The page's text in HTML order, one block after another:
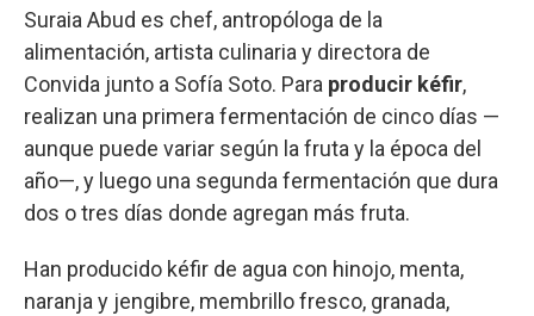
Suraia Abud es chef, antropóloga de la
alimentación, artista culinaria y directora de
Convida junto a Sofía Soto. Para producir kéfir,
realizan una primera fermentación de cinco días —
aunque puede variar según la fruta y la época del
año—, y luego una segunda fermentación que dura
dos o tres días donde agregan más fruta.
Han producido kéfir de agua con hinojo, menta,
naranja y jengibre, membrillo fresco, granada,